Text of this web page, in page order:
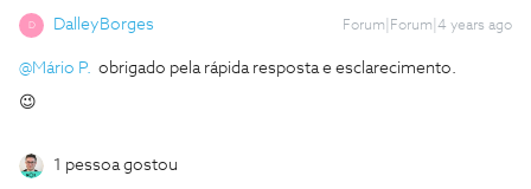
D DalleyBorges Forum|Forum|4 years ago
@Mário P. obrigado pela rápida resposta e esclarecimento.
😉
1 pessoa gostou